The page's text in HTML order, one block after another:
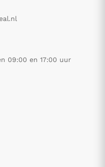
09:00 en 17:00 uur